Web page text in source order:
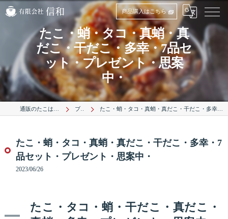
商品購入はこちら
たこ・蛸・タコ・真蛸・真
だこ・干だこ・多幸・7品セ
ット・プレゼント・思案
中・
ブログ たこ・蛸・タコ・真蛸・真だこ・干だこ・多幸・7品セット・プレゼント・思案中・
たこ・蛸・タコ・真蛸・真だこ・干だこ・多幸・7
品セット・プレゼント・思案中・
2023/06/26
たこ・タコ・蛸・干だこ・真だこ・